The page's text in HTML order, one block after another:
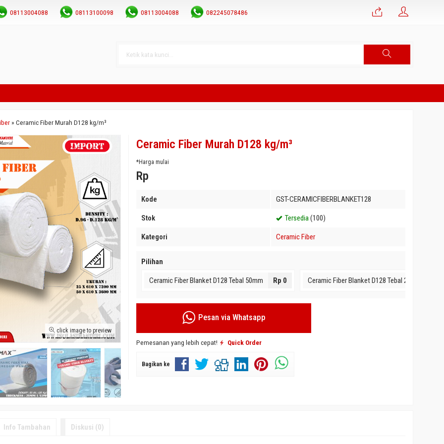
08113004088 08113100098 08113004088 082245078486
»Ceramic Fiber Murah D128 kg/m³
click image to preview
Ceramic Fiber Murah D128 kg/m³
*Harga mulai
Rp
Kode GST-CERAMICFIBERBLANKET128
Stok Tersedia(100)
Kategori Ceramic Fiber
Pilihan
Ceramic Fiber Blanket D128 Tebal 50mm Rp 0 Ceramic Fiber Blanket D128 Tebal 25mm
Pesan via Whatsapp
Pemesanan yang lebih cepat! Quick Order
Bagikan ke
Info Tambahan Diskusi (0)
D.16 Gypsum Akustik Murah 9mm
*Harga Mulai
Tersedia/ GIM-GYPSAK
Glasswool Aluminium Murah D24 kg/m³
Rp 30.000